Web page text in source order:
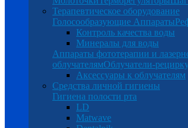
Терапевтическое оборудование
Голосообразующие Аппараты
Контроль качества воды
Минералы для воды
Аппараты фототерапии и
облучателямОблучатели-
Аксессуары к облучателям
Средства личной гигиены
Гигиена полости рта
LD
Matwave